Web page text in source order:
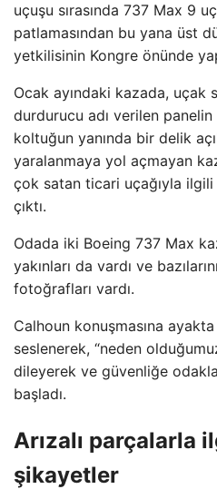
uçuşu sırasında 737 Max 9
patlamasından bu yana üst
yetkilisinin Kongre önünde
Ocak ayındaki kazada, uçak
durdurucu adı verilen
koltuğun yanında bir delik
yaralanmaya yol açmayan
çok satan ticari uçağıyla
çıktı.
Odada iki Boeing 737 Max
yakınları da vardı ve
fotoğrafları vardı.
Calhoun konuşmasına
seslenerek, “neden
dileyerek ve güvenliğe
başladı.
Arızalı parçalarla
şikayetler